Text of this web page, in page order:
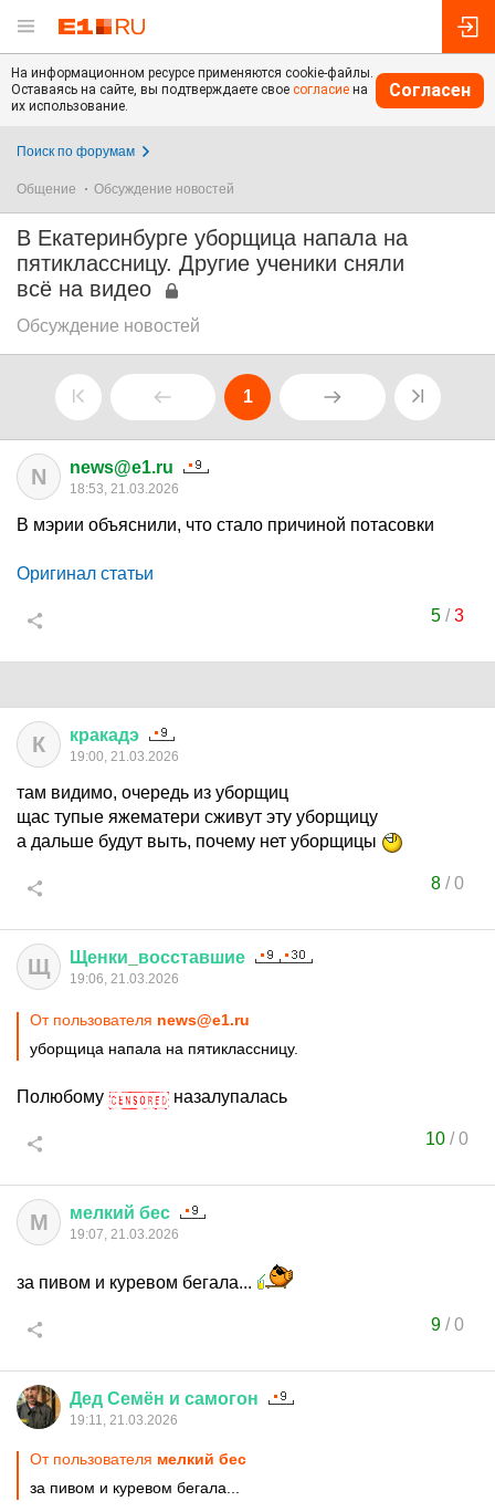
На информационном ресурсе применяются cookie-файлы.
Оставаясь на сайте, вы подтверждаете свое согласие на
их использование.
Согласен
Поиск по форумам
Общение Обсуждение новостей
В Екатеринбурге уборщица напала на
пятиклассницу. Другие ученики сняли
всё на видео
Обсуждение новостей
1
N news@e1.ru
18:53, 21.03.2026
В мэрии объяснили, что стало причиной потасовки
Оригинал статьи
5/3
К кракадэ
19:00, 21.03.2026
там видимо, очередь из уборщиц
щас тупые яжематери сживут эту уборщицу
а дальше будут выть, почему нет уборщицы
8/0
Щ Щенки восставшие
19:06, 21.03.2026
От пользователя news@e1.ru
уборщица напала на пятиклассницу.
Полюбому назалупалась
10 /0
М мелкий бес
19:07, 21.03.2026
за пивом и куревом бегала...
9/0
Дед Семён и самогон
19:11, 21.03.2026
От пользователя мелкий бес
за пивом и куревом бегала...